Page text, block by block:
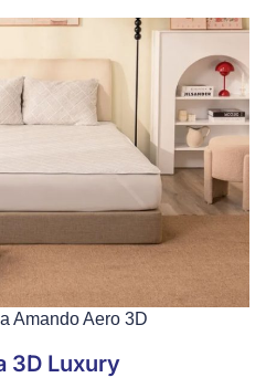
Amando Aero 3D
3D Luxury